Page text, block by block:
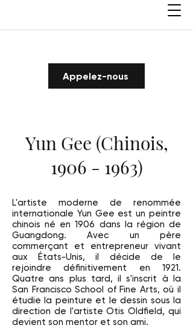
Appelez-nous
Yun Gee (Chinois,
1906 - 1963)
L'artiste moderne de renommée
internationale Yun Gee est un peintre
chinois né en 1906 dans la région de
Guangdong. Avec un père
commerçant et entrepreneur vivant
aux États-Unis, il décide de le
rejoindre définitivement en 1921.
Quatre ans plus tard, il s'inscrit à la
San Francisco School of Fine Arts, où il
étudie la peinture et le dessin sous la
direction de l'artiste Otis Oldfield, qui
devient son mentor et son ami.